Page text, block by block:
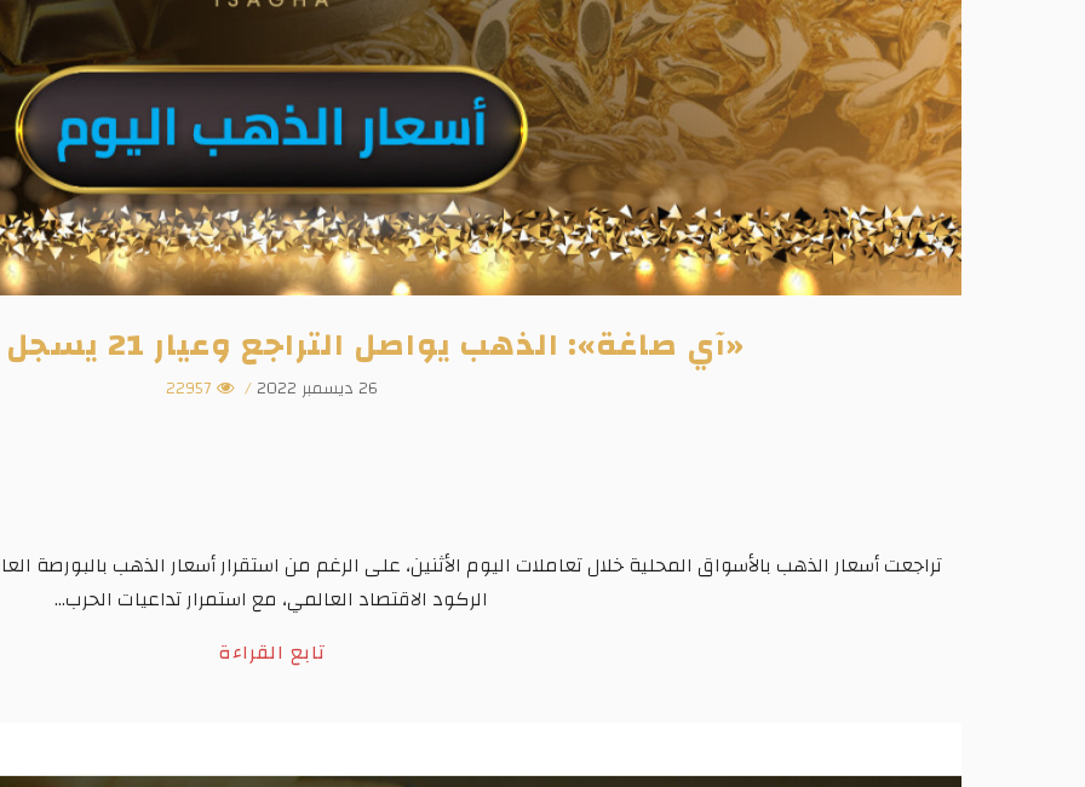
«آي صاغة»: الذهب يواصل التراجع وعيار 21 يسجل 1610 جنيهات
26 ديسمبر 2022 /
22957
تراجعت أسعار الذهب بالأسواق المحلية خلال تعاملات اليوم الأثنين، على الرغم من استقرار أسعار الذهب بالبورصة
الركود الاقتصاد العالمي، مع استمرار تداعيات الحرب...
تابع القراءة